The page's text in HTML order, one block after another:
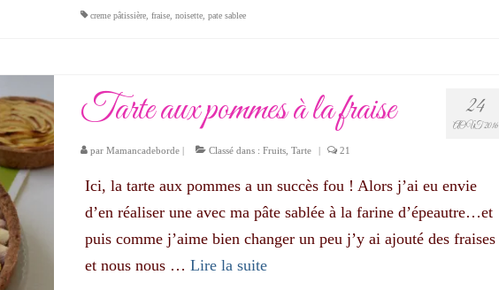
creme pâtissière, fraise, noisette, pate sablee
24
AOÛT 2016
Tarte aux pommes à la fraise
par Mamancadeborde| Classé dans : Fruits, Tarte 21
Ici, la tarte aux pommes a un succès fou ! Alors j’ai eu envie
d’en réaliser une avec ma pâte sablée à la farine d’épeautre…et
puis comme j’aime bien changer un peu j’y ai ajouté des fraises
et nous nous … Lire la suite­­